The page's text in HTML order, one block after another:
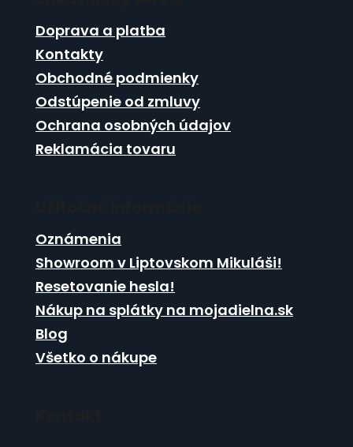
Doprava a platba
Kontakty
Obchodné podmienky
Odstúpenie od zmluvy
Ochrana osobných údajov
Reklamácia tovaru
Oznámenia
Showroom v Liptovskom Mikuláši!
Resetovanie hesla!
Nákup na splátky na mojadielna.sk
Blog
Všetko o nákupe